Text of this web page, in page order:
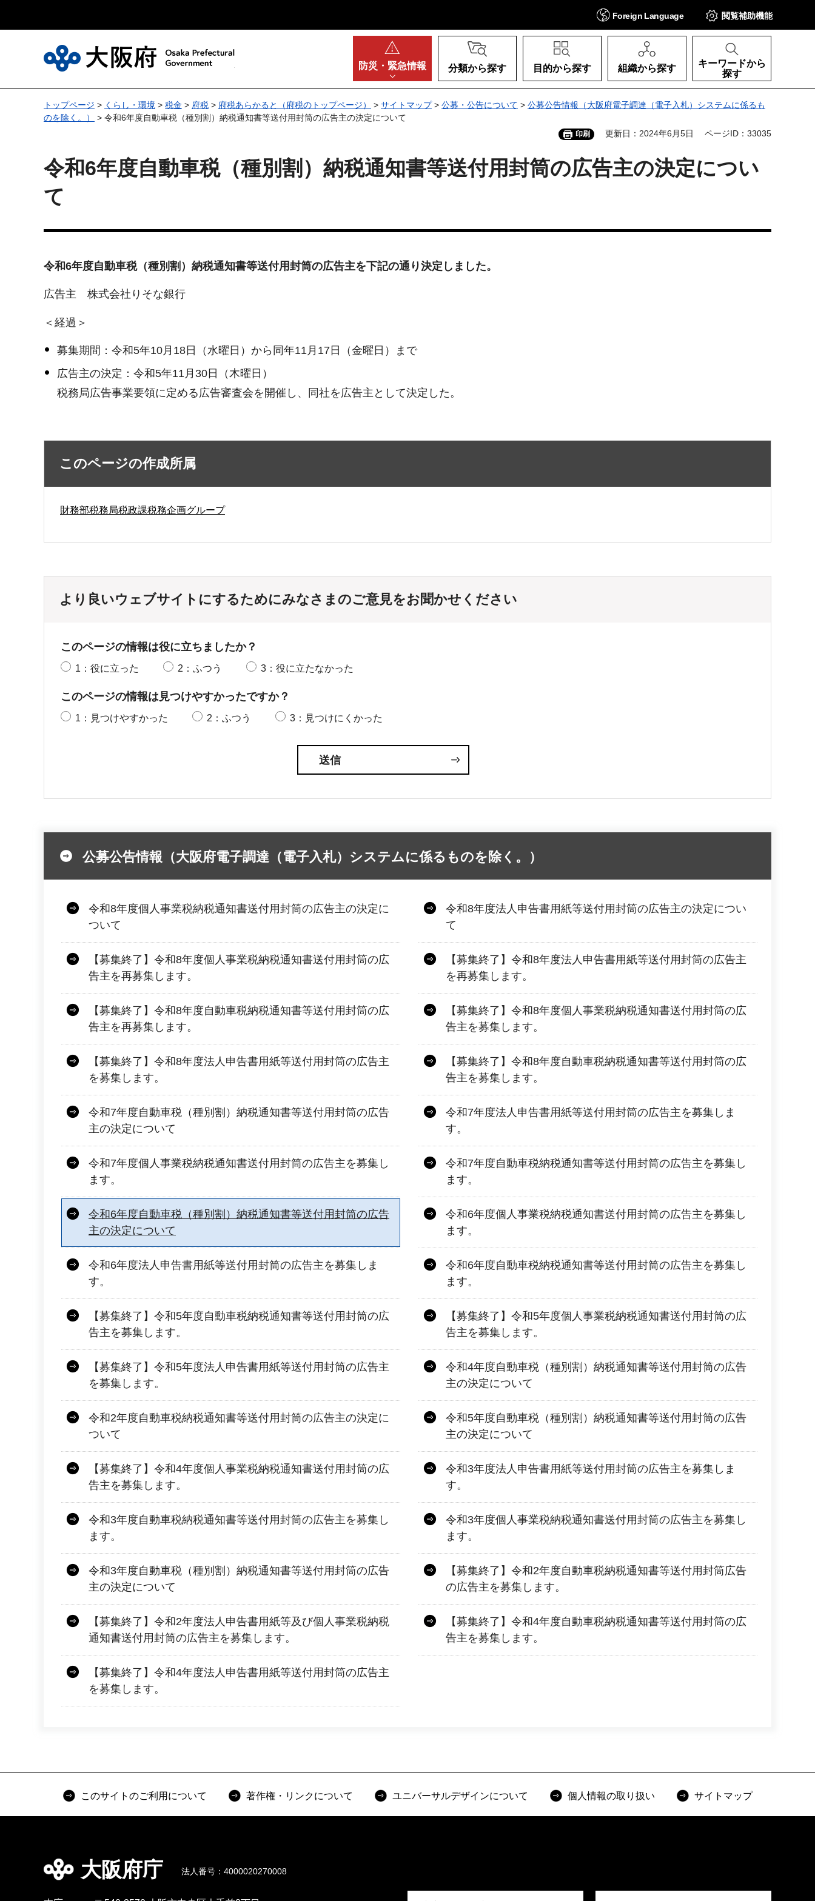
Foreign Language 閲覧補助機能
防災・ 緊急情報 分類から探す 目的から探す 組織から探す
キーワードから
探す
トップページ > くらし・環境 > 税金 > 府税 > 府税あらかると（府税のトップページ） > サイトマップ> 公募・公告について > 公募公告情報（大阪府電子調達（電子入札）システムに係るも
のを除く。）
> 令和6年度自動車税（種別割）納税通知書等送付用封筒の広告主の決定について
印刷 更新日：2024年6月5日 ページID：33035
令和6年度自動車税（種別割）納税通知書等送付用封筒の広告主の決定につい
て
令和6年度自動車税（種別割）納税通知書等送付用封筒の広告主を下記の通り決定しました。
広告主 株式会社りそな銀行
＜経過＞
募集期間：令和5年10月18日（水曜日）から同年11月17日（金曜日）まで
広告主の決定：令和5年11月30日（木曜日）
税務局広告事業要領に定める広告審査会を開催し、同社を広告主として決定した。
このページの作成所属
財務部税務局税政課税務企画グループ
より良いウェブサイトにするためにみなさまのご意見をお聞かせください
このページの情報は役に立ちましたか？
1：役に立った 2：ふつう 3：役に立たなかった
このページの情報は見つけやすかったですか？
1：見つけやすかった 2：ふつう 3：見つけにくかった
公募公告情報（大阪府電子調達（電子入札）システムに係るものを除く。）
令和8年度個人事業税納税通知書送付用封筒の広告主の決定に
ついて
令和8年度法人申告書用紙等送付用封筒の広告主の決定につい
て
【募集終了】令和8年度個人事業税納税通知書送付用封筒の広
告主を再募集します。
【募集終了】令和8年度法人申告書用紙等送付用封筒の広告主
を再募集します。
【募集終了】令和8年度自動車税納税通知書等送付用封筒の広
告主を再募集します。
【募集終了】令和8年度個人事業税納税通知書送付用封筒の広
告主を募集します。
【募集終了】令和8年度法人申告書用紙等送付用封筒の広告主
を募集します。
【募集終了】令和8年度自動車税納税通知書等送付用封筒の広
告主を募集します。
令和7年度自動車税（種別割）納税通知書等送付用封筒の広告
主の決定について
令和7年度法人申告書用紙等送付用封筒の広告主を募集しま
す。
令和7年度個人事業税納税通知書送付用封筒の広告主を募集し
ます。
令和7年度自動車税納税通知書等送付用封筒の広告主を募集し
ます。
令和6年度自動車税（種別割）納税通知書等送付用封筒の広告
主の決定について
令和6年度個人事業税納税通知書送付用封筒の広告主を募集し
ます。
令和6年度法人申告書用紙等送付用封筒の広告主を募集しま
す。
令和6年度自動車税納税通知書等送付用封筒の広告主を募集し
ます。
【募集終了】令和5年度自動車税納税通知書等送付用封筒の広
告主を募集します。
【募集終了】令和5年度個人事業税納税通知書送付用封筒の広
告主を募集します。
【募集終了】令和5年度法人申告書用紙等送付用封筒の広告主
を募集します。
令和4年度自動車税（種別割）納税通知書等送付用封筒の広告
主の決定について
令和2年度自動車税納税通知書等送付用封筒の広告主の決定に
ついて
令和5年度自動車税（種別割）納税通知書等送付用封筒の広告
主の決定について
【募集終了】令和4年度個人事業税納税通知書送付用封筒の広
告主を募集します。
令和3年度法人申告書用紙等送付用封筒の広告主を募集しま
す。
令和3年度自動車税納税通知書等送付用封筒の広告主を募集し
ます。
令和3年度個人事業税納税通知書送付用封筒の広告主を募集し
ます。
令和3年度自動車税（種別割）納税通知書等送付用封筒の広告
主の決定について
【募集終了】令和2年度自動車税納税通知書等送付用封筒広告
の広告主を募集します。
【募集終了】令和2年度法人申告書用紙等及び個人事業税納税
通知書送付用封筒の広告主を募集します。
【募集終了】令和4年度自動車税納税通知書等送付用封筒の広
告主を募集します。
【募集終了】令和4年度法人申告書用紙等送付用封筒の広告主
を募集します。
このサイトのご利用について 著作権・リンクについて ユニバーサルデザインについて 個人情報の取り扱い サイトマップ
大阪府庁 法人番号：4000020270008